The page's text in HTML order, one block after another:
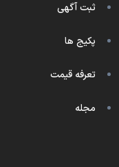
ثبت آگهی
پکیج ها
تعرفه قیمت
مجله